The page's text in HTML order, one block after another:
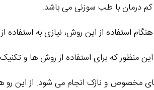
کم درمان با طب سوزنی می باشد.
استفاده از این روش، نیازی به استفاده
که برای استفاده از روش ها و
مخصوص و نازک انجام می شود. از این رو